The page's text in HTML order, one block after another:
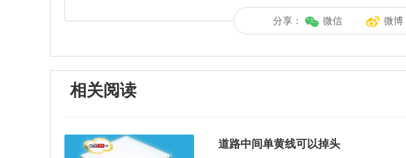
分享： 微信 微博
相关阅读
道路中间单黄线可以掉头